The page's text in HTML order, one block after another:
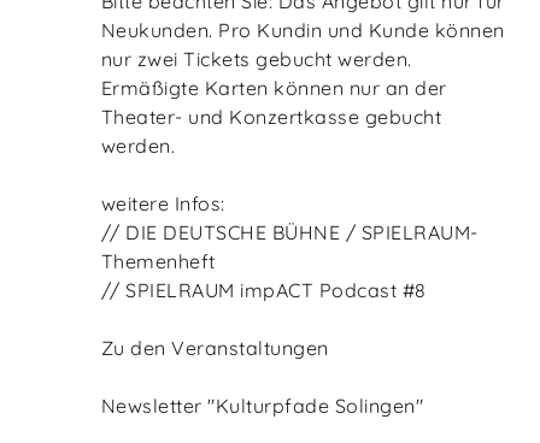
Neukunden. Pro Kundin und Kunde können
nur zwei Tickets gebucht werden.
Ermäßigte Karten können nur an der
Theater- und Konzertkasse gebucht
werden.
weitere Infos:
// DIE DEUTSCHE BÜHNE / SPIELRAUM-
Themenheft
// SPIELRAUM impACT Podcast #8
Zu den Veranstaltungen
Newsletter "Kulturpfade Solingen"